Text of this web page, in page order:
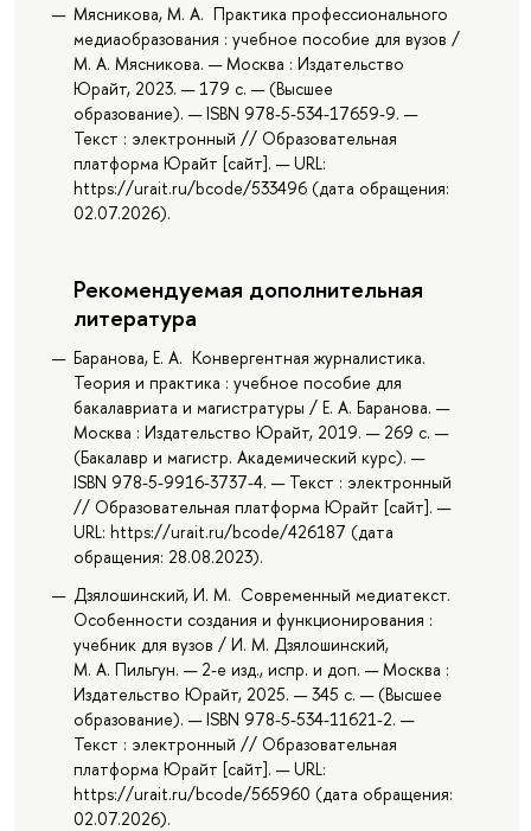
Мясникова, М. А. Практика профессионального
медиаобразования : учебное пособие для вузов /
М. А. Мясникова. — Москва : Издательство
Юрайт, 2023. — 179 с. — (Высшее
образование). — ISBN 978-5-534-17659-9. —
Текст : электронный // Образовательная
платформа Юрайт [сайт]. — URL:
https://urait.ru/bcode/533496 (дата обращения:
02.07.2026).
Рекомендуемая дополнительная
литература
Баранова, Е. А. Конвергентная журналистика.
Теория и практика : учебное пособие для
бакалавриата и магистратуры / Е. А. Баранова. —
Москва : Издательство Юрайт, 2019. — 269 с. —
(Бакалавр и магистр. Академический курс). —
ISBN 978-5-9916-3737-4. — Текст : электронный
// Образовательная платформа Юрайт [сайт]. —
URL: https://urait.ru/bcode/426187 (дата
обращения: 28.08.2023).
Дзялошинский, И. М. Современный медиатекст.
Особенности создания и функционирования :
учебник для вузов / И. М. Дзялошинский,
М. А. Пильгун. — 2-е изд., испр. и доп. — Москва :
Издательство Юрайт, 2025. — 345 с. — (Высшее
образование). — ISBN 978-5-534-11621-2. —
Текст : электронный // Образовательная
платформа Юрайт [сайт]. — URL:
https://urait.ru/bcode/565960 (дата обращения:
02.07.2026).